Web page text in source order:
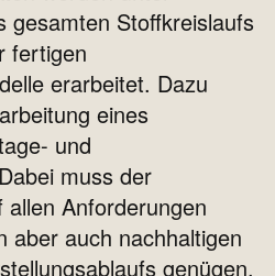
gesamten Stoffkreislaufs
fertigen
erarbeitet. Dazu
eines
und
muss der
Anforderungen
aber auch nachhaltigen
genügen.